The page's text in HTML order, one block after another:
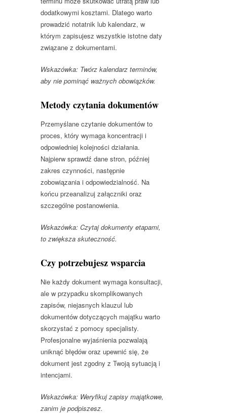
dodatkowymi kosztami. Dlatego warto
prowadzić notatnik lub kalendarz, w
którym zapisujesz wszystkie istotne daty
związane z dokumentami.
Wskazówka: Twórz kalendarz terminów,
aby nie pominąć ważnych obowiązków.
Metody czytania dokumentów
Przemyślane czytanie dokumentów to
proces, który wymaga koncentracji i
odpowiedniej kolejności działania.
Najpierw sprawdź dane stron, później
zakres czynności, następnie
zobowiązania i odpowiedzialność. Na
końcu przeanalizuj załączniki oraz
szczególne postanowienia.
Wskazówka: Czytaj dokumenty etapami,
to zwiększa skuteczność.
Czy potrzebujesz wsparcia
Nie każdy dokument wymaga konsultacji,
ale w przypadku skomplikowanych
zapisów, niejasnych klauzul lub
dokumentów dotyczących majątku warto
skorzystać z pomocy specjalisty.
Profesjonalne wyjaśnienia pozwalają
uniknąć błędów oraz upewnić się, że
dokument jest zgodny z Twoją sytuacją i
intencjami.
Wskazówka: Weryfikuj zapisy majątkowe,
zanim je podpiszesz.